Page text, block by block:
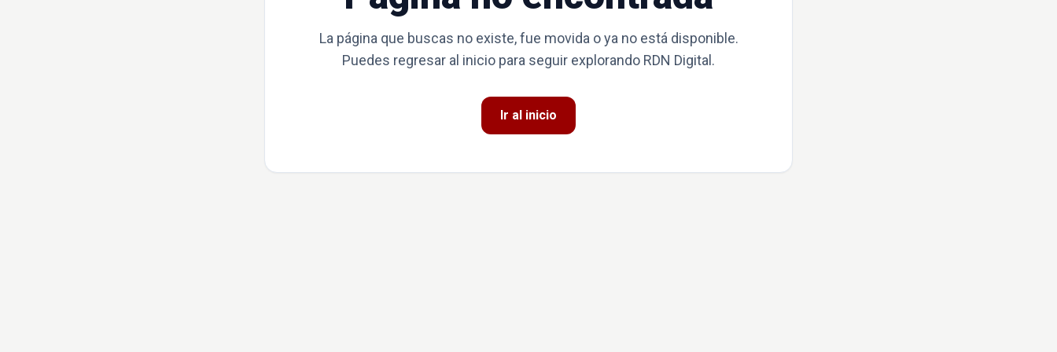
La página que buscas no existe, fue movida o ya no está disponible.
Puedes regresar al inicio para seguir explorando RDN Digital.
Ir al inicio